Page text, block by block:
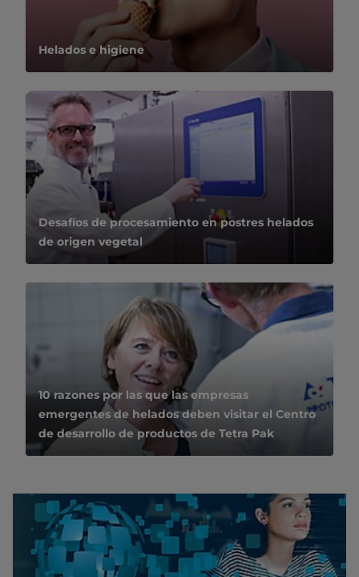
Helados e higiene
Desafíos de procesamiento en postres helados
de origen vegetal
10 razones por las que las empresas
emergentes de helados deben visitar el Centro
de desarrollo de productos de Tetra Pak